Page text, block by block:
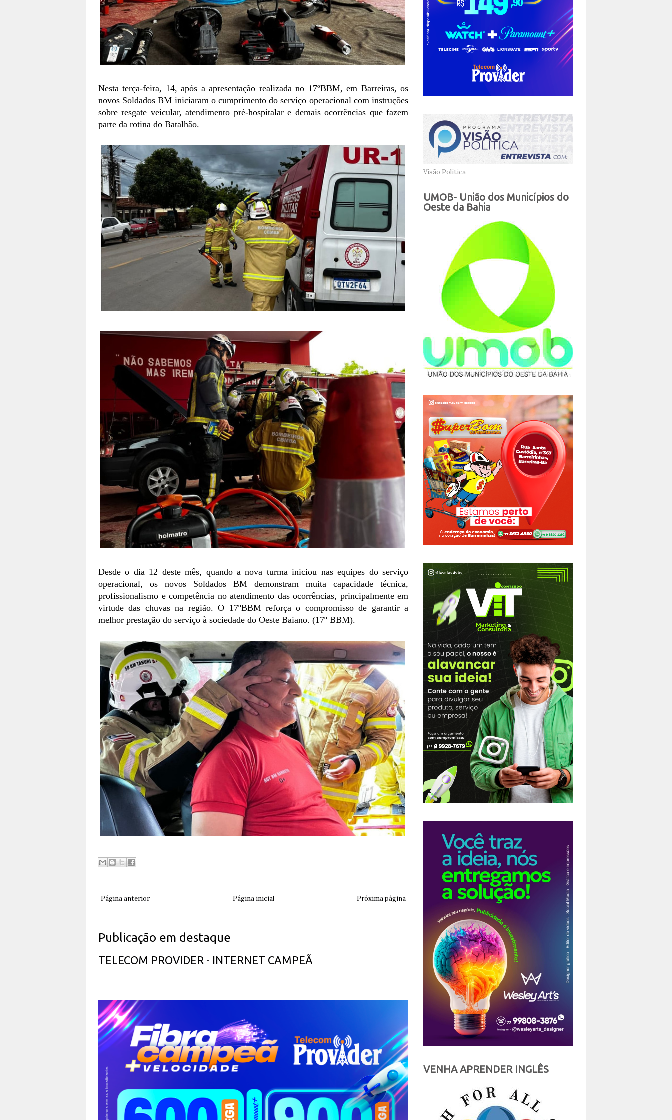
Nesta terça-feira, 14, após a apresentação realizada no 17ºBBM, em Barreiras, os
novos Soldados BM iniciaram o cumprimento do serviço operacional com instruções
sobre resgate veicular, atendimento pré-hospitalar e demais ocorrências que fazem
parte da rotina do Batalhão.
Desde o dia 12 deste mês, quando a nova turma iniciou nas equipes do serviço
operacional, os novos Soldados BM demonstram muita capacidade técnica,
profissionalismo e competência no atendimento das ocorrências, principalmente em
virtude das chuvas na região. O 17ºBBM reforça o compromisso de garantir a
melhor prestação do serviço à sociedade do Oeste Baiano. (17º BBM).
Página anterior Próxima página
Página inicial
Publicação em destaque
TELECOM PROVIDER - INTERNET CAMPEÃ
Visão Política
UMOB- União dos Municípios do
Oeste da Bahia
VENHA APRENDER INGLÊS